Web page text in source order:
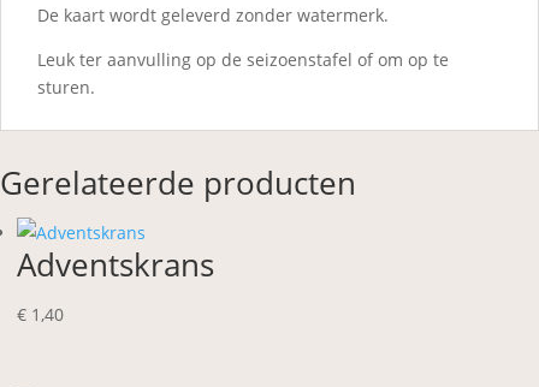
​De kaart wordt geleverd zonder watermerk.
Leuk ter aanvulling op de seizoenstafel of om op te
sturen.
Gerelateerde producten
Adventskrans
€ 1,40